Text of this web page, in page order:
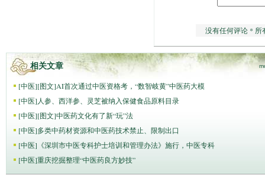
没有任何评论 * 所
相关文章
[中医][图文]AI首次通过中医资格考，“数智岐黄”中医药大模
[中医] 人参、西洋参、灵芝被纳入保健食品原料目录
[中医][图文]中医药文化有了新“玩”法
[中医]多类中药材资源和中医药技术禁止、限制出口
[中医] 《深圳市中医专科护士培训和管理办法》施行，中医专科
[中医]重庆挖掘整理“中医药良方妙技”